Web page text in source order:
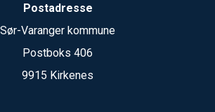
Postadresse
Sør-Varanger kommune
Postboks 406
9915 Kirkenes